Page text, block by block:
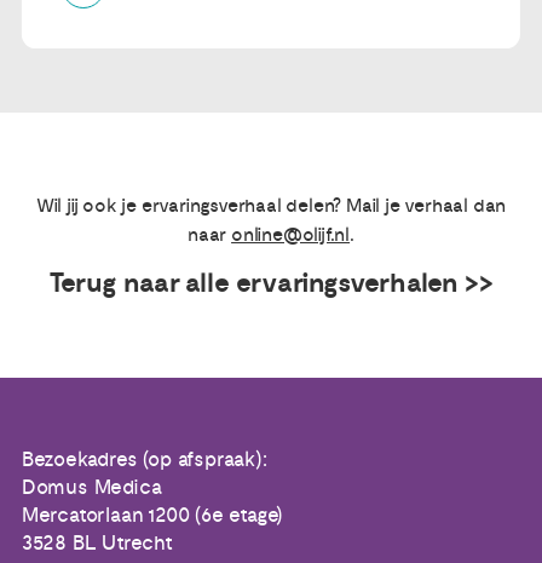
Wil jij ook je ervaringsverhaal delen? Mail je verhaal dan
naar online@olijf.nl.
Terug naar alle ervaringsverhalen >>
Bezoekadres (op afspraak):
Domus Medica
Mercatorlaan 1200 (6e etage)
3528 BL Utrecht